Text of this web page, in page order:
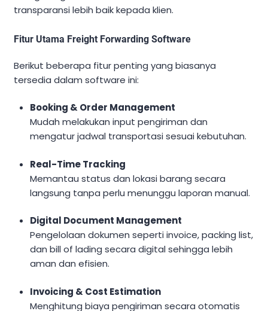
transparansi lebih baik kepada klien.
Fitur Utama Freight Forwarding Software
Berikut beberapa fitur penting yang biasanya
tersedia dalam software ini:
Booking & Order Management
Mudah melakukan input pengiriman dan
mengatur jadwal transportasi sesuai kebutuhan.
Real-Time Tracking
Memantau status dan lokasi barang secara
langsung tanpa perlu menunggu laporan manual.
Digital Document Management
Pengelolaan dokumen seperti invoice, packing list,
dan bill of lading secara digital sehingga lebih
aman dan efisien.
Invoicing & Cost Estimation
Menghitung biaya pengiriman secara otomatis